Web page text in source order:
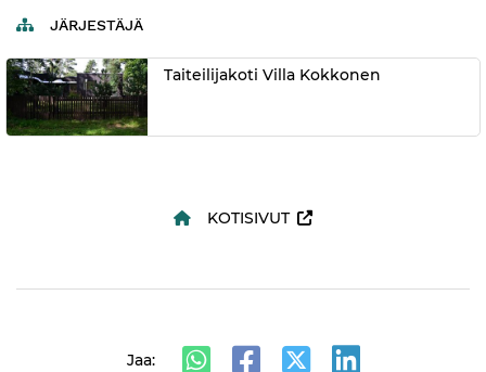
JÄRJESTÄJÄ
Taiteilijakoti Villa Kokkonen
KOTISIVUT
Jaa: